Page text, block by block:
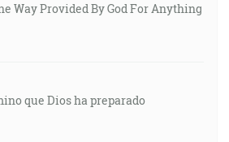
Way Provided By God For Anything
que Dios ha preparado